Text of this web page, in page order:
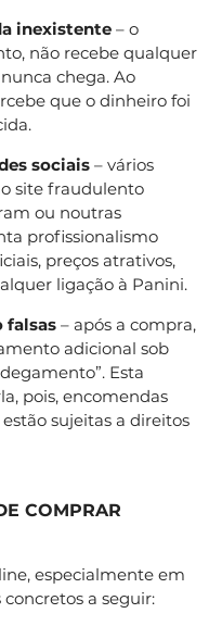
inexistente – o
não recebe qualquer
chega. Ao
que o dinheiro foi
sociais – vários
site fraudulento
ou noutras
profissionalismo
preços atrativos,
ligação à Panini.
falsas – após a compra,
adicional sob
Esta
pois, encomendas
sujeitas a direitos
COMPRAR
especialmente em
concretos a seguir: